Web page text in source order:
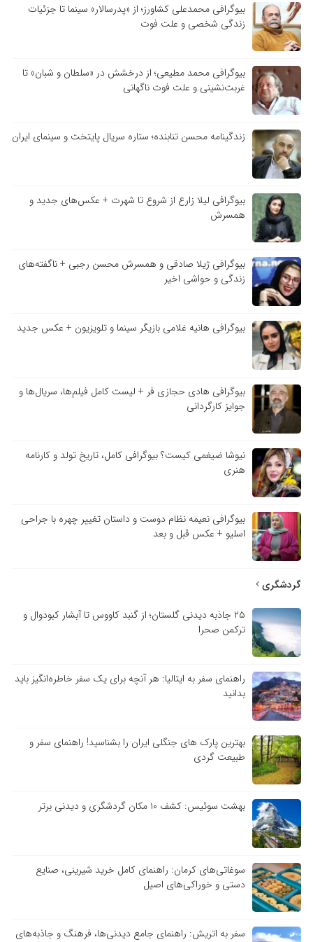
بیوگرافی محمدعلی کشاورز؛ از «پدرسالار» سینما تا جزئیات
زندگی شخصی و علت فوت
بیوگرافی محمد مطیعی؛ از درخشش در «سلطان و شبان» تا
غربت‌نشینی و علت فوت ناگهانی
زندگینامه محسن تنابنده؛ ستاره سریال پایتخت و سینمای ایران
بیوگرافی لیلا زارع از شروع تا شهرت + عکس‌های جدید و
همسرش
بیوگرافی ژیلا صادقی و همسرش محسن رجبی + ناگفته‌های
زندگی و حواشی اخیر
بیوگرافی هانیه غلامی بازیگر سینما و تلویزیون + عکس جدید
بیوگرافی هادی حجازی فر + لیست کامل فیلم‌ها، سریال‌ها و
جوایز کارگردانی
نیوشا ضیغمی کیست؟ بیوگرافی کامل، تاریخ تولد و کارنامه
هنری
بیوگرافی نعیمه نظام دوست و داستان تغییر چهره با جراحی
اسلیو + عکس قبل و بعد
گردشگری
۲۵ جاذبه دیدنی گلستان؛ از گنبد کاووس تا آبشار کبودوال و
ترکمن صحرا
راهنمای سفر به ایتالیا: هر آنچه برای یک سفر خاطره‌انگیز باید
بدانید
بهترین پارک های جنگلی ایران را بشناسید! راهنمای سفر و
طبیعت گردی
بهشت سوئیس: کشف ۱۰ مکان گردشگری و دیدنی برتر
سوغاتی‌های کرمان: راهنمای کامل خرید شیرینی، صنایع
دستی و خوراکی‌های اصیل
سفر به اتریش: راهنمای جامع دیدنی‌ها، فرهنگ و جاذبه‌های